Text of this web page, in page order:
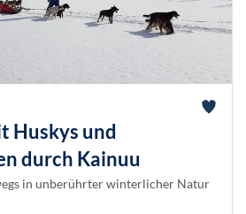
Huskys und
durch Kainuu
in unberührter winterlicher Natur